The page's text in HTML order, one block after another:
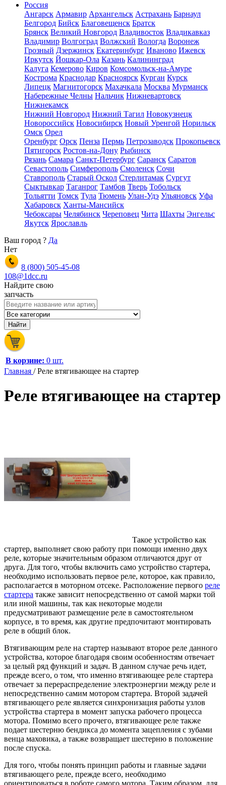
Россия
Ангарск Армавир Архангельск Астрахань Барнаул
Белгород Бийск Благовещенск Братск
Брянск Великий Новгород Владивосток Владикавказ
Владимир Волгоград Волжский Вологда Воронеж
Грозный Дзержинск Екатеринбург Иваново Ижевск
Иркутск Йошкар-Ола Казань Калининград
Калуга Кемерово Киров Комсомольск-на-Амуре
Кострома Краснодар Красноярск Курган Курск
Липецк Магнитогорск Махачкала Москва Мурманск
Набережные Челны Нальчик Нижневартовск
Нижнекамск
Нижний Новгород Нижний Тагил Новокузнецк
Новороссийск Новосибирск Новый Уренгой Норильск
Омск Орел
Оренбург Орск Пенза Пермь Петрозаводск Прокопьевск
Пятигорск Ростов-на-Дону Рыбинск
Рязань Самара Санкт-Петербург Саранск Саратов
Севастополь Симферополь Смоленск Сочи
Ставрополь Старый Оскол Стерлитамак Сургут
Сыктывкар Таганрог Тамбов Тверь Тобольск
Тольятти Томск Тула Тюмень Улан-Удэ Ульяновск Уфа
Хабаровск Ханты-Мансийск
Чебоксары Челябинск Череповец Чита Шахты Энгельс
Якутск Ярославль
Ваш город ? Да
Нет
8 (800) 505-45-08
108@1dcc.ru
Найдите свою
запчасть
В корзине: 0 шт.
Главная /Реле втягивающее на стартер
Реле втягивающее на стартер
Такое устройство как
стартер, выполняет свою работу при помощи именно двух
реле, которые значительным образом отличаются друг от
друга. Для того, чтобы включить само устройство стартера,
необходимо использовать первое реле, которое, как правило,
располагается в моторном отсеке. Расположение первого реле
стартера также зависит непосредственно от самой марки той
или иной машины, так как некоторые модели
предусматривают размещение реле в самостоятельном
корпусе, в то время, как другие предпочитают монтировать
реле в общий блок.
Втягивающим реле на стартер называют второе реле данного
устройства, которое благодаря своим особенностям отвечает
за целый ряд функций и задач. В данном случае речь идет,
прежде всего, о том, что именно втягивающее реле стартера
отвечает за перераспределение электроэнергии между реле и
непосредственно самим мотором стартера. Второй задачей
втягивающего реле является синхронизация работы узлов
устройства стартера в момент запуска рабочего процесса
мотора. Помимо всего прочего, втягивающее реле также
подает шестерню бендикса до момента зацепления с зубами
венца маховика, а также возвращает шестерню в положение
после спуска.
Для того, чтобы понять принцип работы и главные задачи
втягивающего реле, прежде всего, необходимо
ориентироваться в роботе самого мотора. Таким образом, для